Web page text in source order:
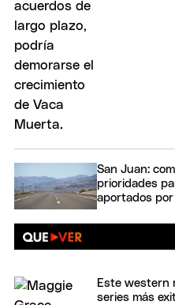
San Juan:
prioridades
aportados
Este western
series más